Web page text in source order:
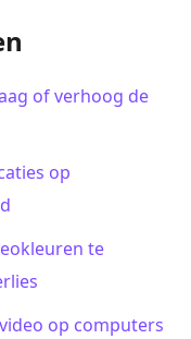
of verhoog de
op
te
op computers